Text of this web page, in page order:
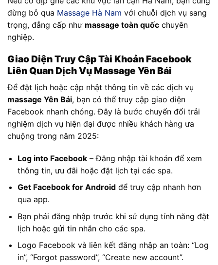
đừng bỏ qua Massage Hà Nam với chuỗi dịch vụ sang
trọng, đẳng cấp như massage toàn quốc chuyên
nghiệp.
Giao Diện Truy Cập Tài Khoản Facebook
Liên Quan Dịch Vụ Massage Yên Bái
Để đặt lịch hoặc cập nhật thông tin về các dịch vụ
massage Yên Bái, bạn có thể truy cập giao diện
Facebook nhanh chóng. Đây là bước chuyển đổi trải
nghiệm dịch vụ hiện đại được nhiều khách hàng ưa
chuộng trong năm 2025:
Log into Facebook– Đăng nhập tài khoản để xem
thông tin, ưu đãi hoặc đặt lịch tại các spa.
Get Facebook for Androidđể truy cập nhanh hơn
qua app.
Bạn phải đăng nhập trước khi sử dụng tính năng đặt
lịch hoặc gửi tin nhắn cho các spa.
Logo Facebook và liên kết đăng nhập an toàn: “Log
in”, “Forgot password”, “Create new account”.